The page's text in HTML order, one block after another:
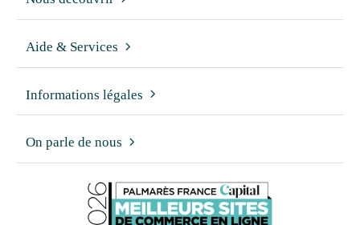
Aide & Services
Informations légales
On parle de nous